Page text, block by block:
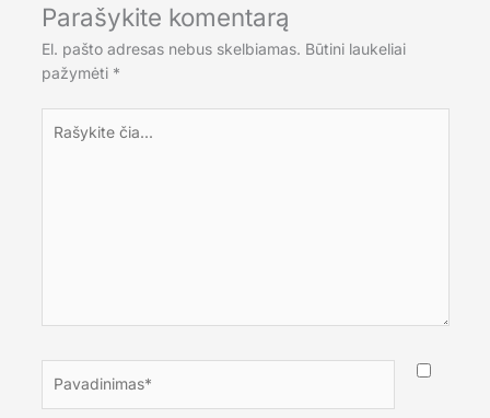
Parašykite komentarą
El. pašto adresas nebus skelbiamas. Būtini laukeliai
pažymėti *
čia...